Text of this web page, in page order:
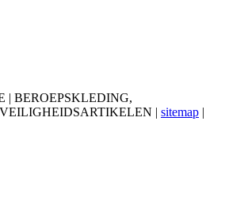
| BEROEPSKLEDING,
| sitemap |